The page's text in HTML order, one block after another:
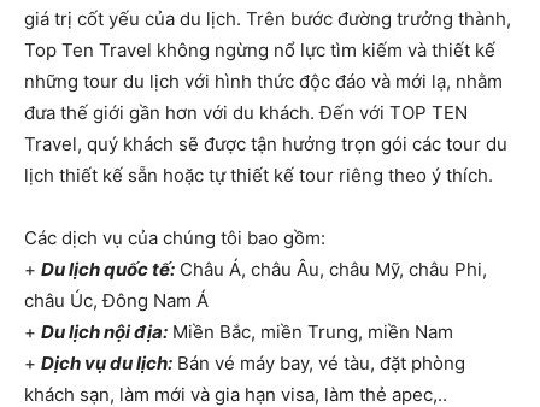
giá trị cốt yếu của du lịch. Trên bước đường trưởng thành,
Top Ten Travel không ngừng nổ lực tìm kiếm và thiết kế
những tour du lịch với hình thức độc đáo và mới lạ, nhằm
đưa thế giới gần hơn với du khách. Đến với TOP TEN
Travel, quý khách sẽ được tận hưởng trọn gói các tour du
lịch thiết kế sẵn hoặc tự thiết kế tour riêng theo ý thích.
Các dịch vụ của chúng tôi bao gồm:
+ Du lịch quốc tế: Châu Á, châu Âu, châu Mỹ, châu Phi,
châu Úc, Đông Nam Á
+ Du lịch nội địa: Miền Bắc, miền Trung, miền Nam
+ Dịch vụ du lịch: Bán vé máy bay, vé tàu, đặt phòng
khách sạn, làm mới và gia hạn visa, làm thẻ apec,..